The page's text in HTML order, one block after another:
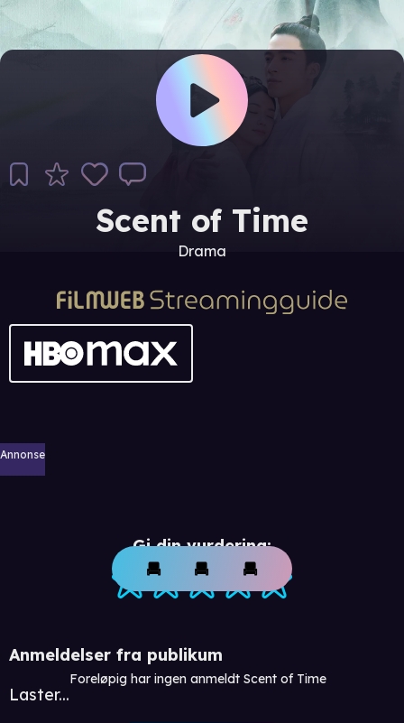
Scent of Time
Drama
Annonse
Gi din vurdering:
Anmeldelser fra publikum
Laster...
Foreløpig har ingen anmeldt Scent of Time